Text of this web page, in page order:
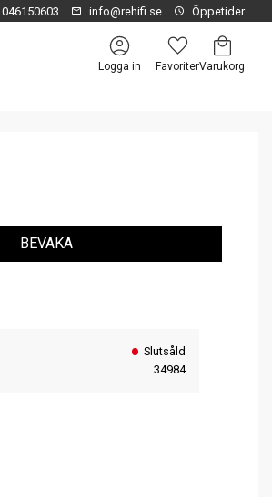
046150603 info@rehifi.se Öppetider
Logga in
Favoriter
Kundvagn
BEVAKA
Slutsåld
34984